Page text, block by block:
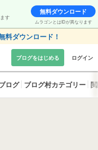
す
無料ダウンロード
ムラゴンとはIDが異なります
料ダウンロード！
ブログをはじめる ログイン
ログ ブログ村カテゴリー